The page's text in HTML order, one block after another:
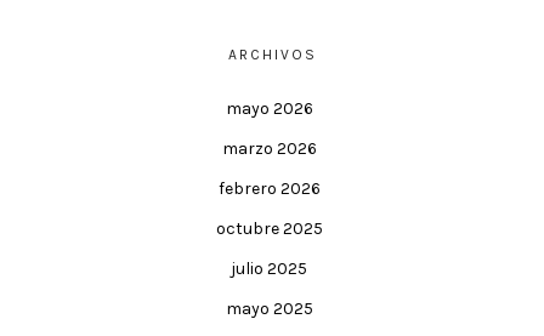
ARCHIVOS
mayo 2026
marzo 2026
febrero 2026
octubre 2025
julio 2025
mayo 2025